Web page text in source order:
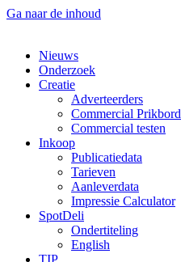
Ga naar de inhoud
Nieuws
Onderzoek
Creatie
Adverteerders
Commercial Prikbord
Commercial testen
Inkoop
Publicatiedata
Tarieven
Aanleverdata
Impressie Calculator
SpotDeli
Ondertiteling
English
TIP